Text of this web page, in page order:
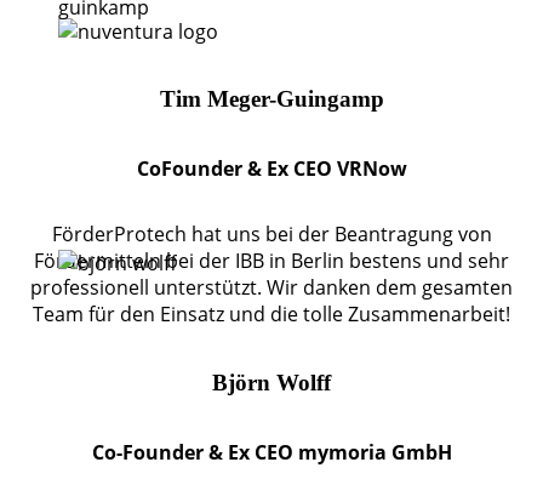
Tim Meger-Guingamp
CoFounder & Ex CEO VRNow
FörderProtech hat uns bei der Beantragung von
Fördermitteln bei der IBB in Berlin bestens und sehr
professionell unterstützt. Wir danken dem gesamten
Team für den Einsatz und die tolle Zusammenarbeit!
Björn Wolff
Co-Founder & Ex CEO mymoria GmbH